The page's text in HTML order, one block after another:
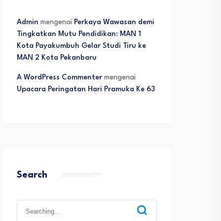
Admin mengenai Perkaya Wawasan demi
Tingkatkan Mutu Pendidikan: MAN 1
Kota Payakumbuh Gelar Studi Tiru ke
MAN 2 Kota Pekanbaru
A WordPress Commenter mengenai
Upacara Peringatan Hari Pramuka Ke 63
Search